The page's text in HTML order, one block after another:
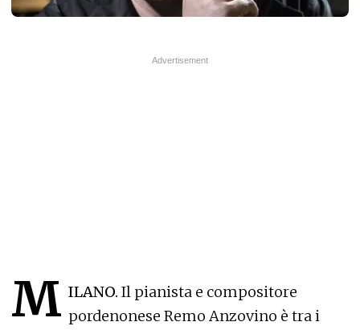
M ILANO. Il pianista e compositore
pordenonese Remo Anzovino è tra i